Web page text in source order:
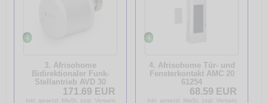
3. Afrisohome
Bidirektionaler Funk-
Stellantrieb AVD 30
keine Stromquelle nötig
M 30x1,5 EnOcean
171.69 EUR
inkl. gesetzl. MwSt. zzgl. Versandkosten
4. Afrisohome Tür- und
Fensterkontakt AMC 20
61254
68.59 EUR
inkl. gesetzl. MwSt. zzgl. Versandkosten